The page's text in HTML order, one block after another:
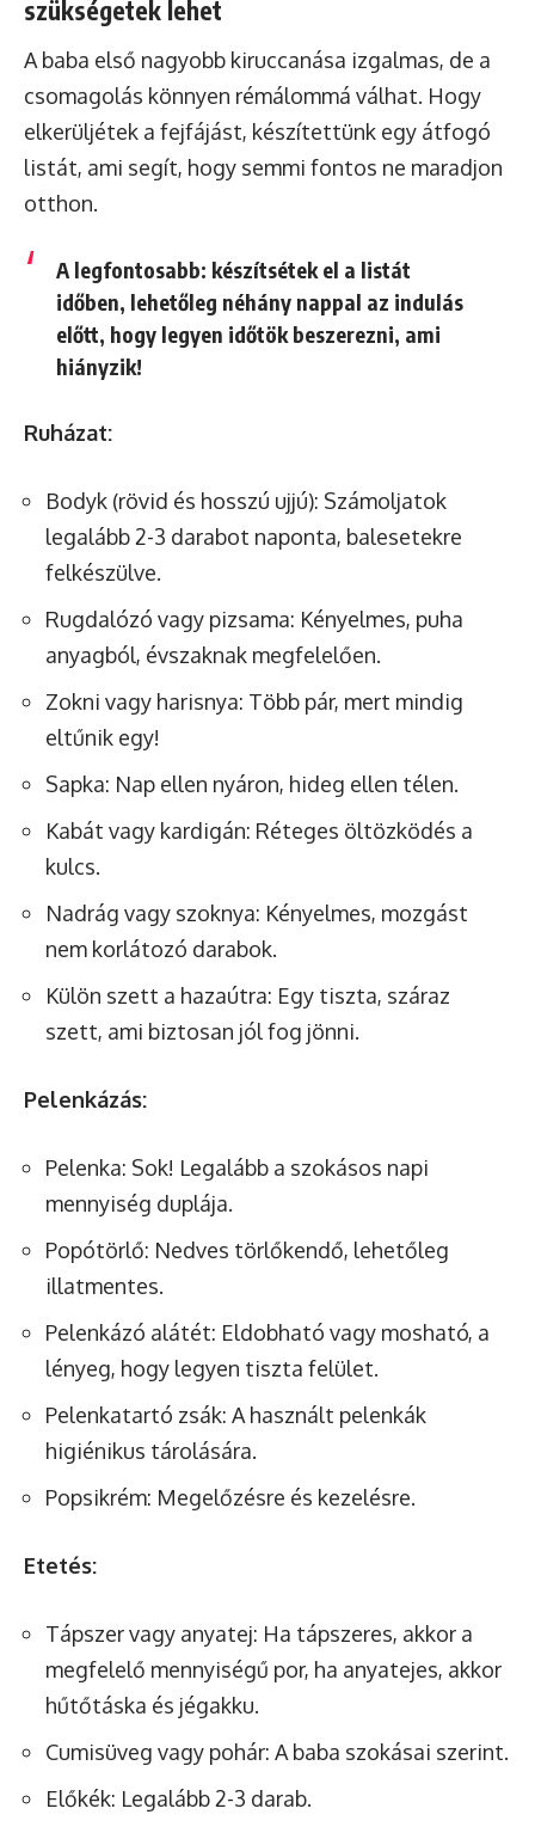
szükségetek lehet
A baba első nagyobb kiruccanása izgalmas, de a
csomagolás könnyen rémálommá válhat. Hogy
elkerüljétek a fejfájást, készítettünk egy átfogó
listát, ami segít, hogy semmi fontos ne maradjon
otthon.
A legfontosabb: készítsétek el a listát
időben, lehetőleg néhány nappal az indulás
előtt, hogy legyen időtök beszerezni, ami
hiányzik!
Ruházat:
Bodyk (rövid és hosszú ujjú): Számoljatok
legalább 2-3 darabot naponta, balesetekre
felkészülve.
Rugdalózó vagy pizsama: Kényelmes, puha
anyagból, évszaknak megfelelően.
Zokni vagy harisnya: Több pár, mert mindig
eltűnik egy!
Sapka: Nap ellen nyáron, hideg ellen télen.
Kabát vagy kardigán: Réteges öltözködés a
kulcs.
Nadrág vagy szoknya: Kényelmes, mozgást
nem korlátozó darabok.
Külön szett a hazaútra: Egy tiszta, száraz
szett, ami biztosan jól fog jönni.
Pelenkázás:
Pelenka: Sok! Legalább a szokásos napi
mennyiség duplája.
Popótörlő: Nedves törlőkendő, lehetőleg
illatmentes.
Pelenkázó alátét: Eldobható vagy mosható, a
lényeg, hogy legyen tiszta felület.
Pelenkatartó zsák: A használt pelenkák
higiénikus tárolására.
Popsikrém: Megelőzésre és kezelésre.
Etetés:
Tápszer vagy anyatej: Ha tápszeres, akkor a
megfelelő mennyiségű por, ha anyatejes, akkor
hűtőtáska és jégakku.
Cumisüveg vagy pohár: A baba szokásai szerint.
Előkék: Legalább 2-3 darab.